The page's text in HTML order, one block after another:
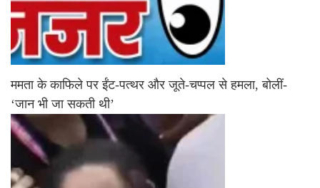
ममता के काफिले पर ईंट-पत्थर और जूते-चप्पल से हमला, बोलीं-
‘जान भी जा सकती थी’